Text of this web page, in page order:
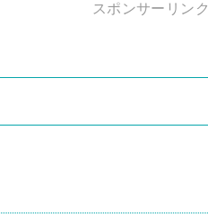
スポンサーリンク